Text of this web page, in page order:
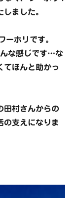
ました。
ーホリです。
な感じです…な
てほんと助かっ
田村さんからの
の支えになりま